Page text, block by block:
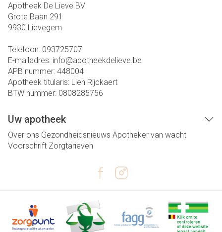
Apotheek De Lieve BV
Grote Baan 291
9930 Lievegem
Telefoon: 093725707
E-mailadres: info@apotheekdelieve.be
APB nummer: 448004
Apotheek titularis: Lien Rijckaert
BTW nummer: 0808285756
Uw apotheek
Over ons Gezondheidsnieuws Apotheker van wacht
Voorschrift Zorgtarieven